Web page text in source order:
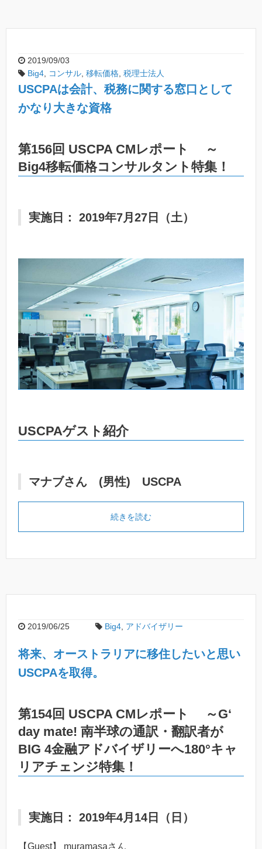
2019/09/03
Big4
コンサル 移転価格 税理士法人
USCPAは会計、税務に関する窓口として
かなり大きな資格
第156回 USCPA CMレポート ～
Big4移転価格コンサルタント特集！
実施日： 2019年7月27日（土）
USCPAゲスト紹介
マナブさん (男性) USCPA
続きを読む
2019/06/25 Big4 アドバイザリー
将来、オーストラリアに移住したいと思い
USCPAを取得。
第154回 USCPA CMレポート ～G‘
day mate! 南半球の通訳・翻訳者が
BIG 4金融アドバイザリーへ180°キャ
リアチェンジ特集！
実施日： 2019年4月14日（日）
【Guest】 muramasaさん